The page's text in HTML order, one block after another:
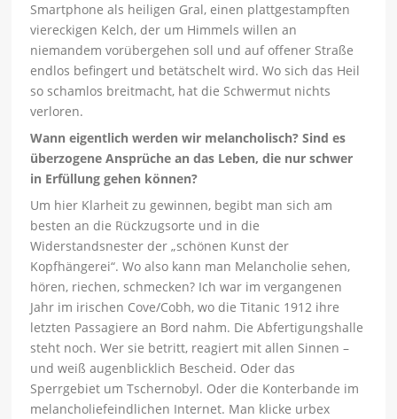
Smartphone als heiligen Gral, einen plattgestampften
viereckigen Kelch, der um Himmels willen an
niemandem vorübergehen soll und auf offener Straße
endlos befingert und betätschelt wird. Wo sich das Heil
so schamlos breitmacht, hat die Schwermut nichts
verloren.
Wann eigentlich werden wir melancholisch? Sind es
überzogene Ansprüche an das Leben, die nur schwer
in Erfüllung gehen können?
Um hier Klarheit zu gewinnen, begibt man sich am
besten an die Rückzugsorte und in die
Widerstandsnester der „schönen Kunst der
Kopfhängerei“. Wo also kann man Melancholie sehen,
hören, riechen, schmecken? Ich war im vergangenen
Jahr im irischen Cove/Cobh, wo die Titanic 1912 ihre
letzten Passagiere an Bord nahm. Die Abfertigungshalle
steht noch. Wer sie betritt, reagiert mit allen Sinnen –
und weiß augenblicklich Bescheid. Oder das
Sperrgebiet um Tschernobyl. Oder die Konterbande im
melancholiefeindlichen Internet. Man klicke urbex